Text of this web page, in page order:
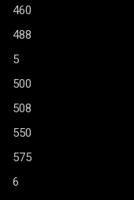
460
488
5
500
508
550
575
6